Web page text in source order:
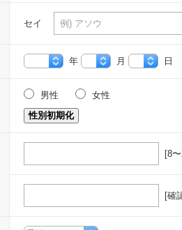
セイ
年 月 日
男性
女性
性別初期化
[8
[確